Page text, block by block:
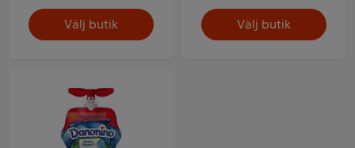
Välj butik Välj butik